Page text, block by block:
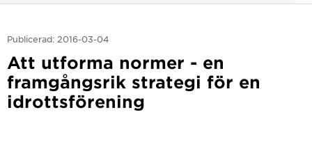
Publicerad: 2016-03-04
Att utforma normer - en
framgångsrik strategi för en
idrottsförening